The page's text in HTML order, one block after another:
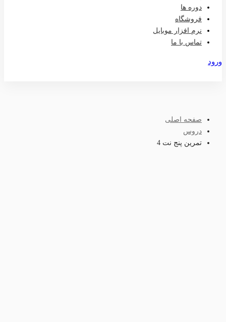
دوره ها
فروشگاه
نرم افزار موبایل
تماس با ما
ورود
صفحه اصلی
دروس
تمرین پنج نت 4